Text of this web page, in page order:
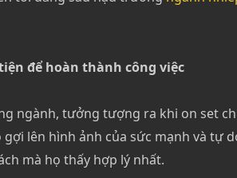
để hoàn thành công việc
ngành, tưởng tượng ra khi on set
lên hình ảnh của sức mạnh và tự
mà họ thấy hợp lý nhất.